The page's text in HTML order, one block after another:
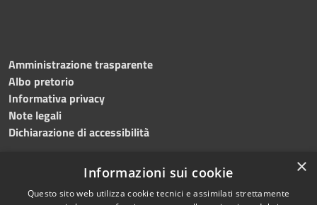
Amministrazione trasparente
Albo pretorio
Informativa privacy
Note legali
Dichiarazione di accessibilità
RSS Copyright © 2024 •
×
Informazioni sui cookie
Questo sito web utilizza cookie tecnici e assimilati strettamente